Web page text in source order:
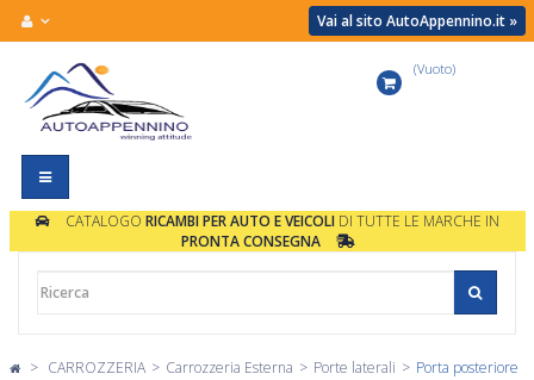
Vai al sito AutoAppennino.it »
Navigazione
Toggle
(Vuoto)
CATALOGO RICAMBI PER AUTO E VEICOLIDI TUTTE LE MARCHE IN
PRONTA CONSEGNA
> CARROZZERIA > Carrozzeria Esterna > Porte laterali > Porta posteriore